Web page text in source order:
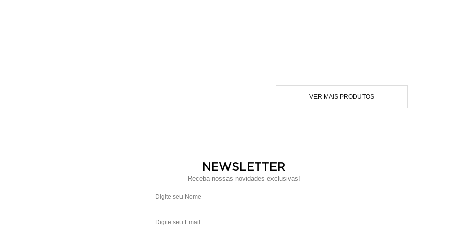
NEWSLETTER
Receba nossas novidades exclusivas!